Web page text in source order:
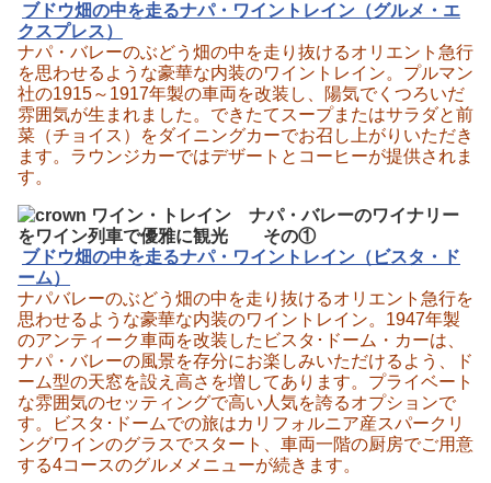
ブドウ畑の中を走るナパ・ワイントレイン（グルメ・エ
クスプレス）
ナパ・バレーのぶどう畑の中を走り抜けるオリエント急行
を思わせるような豪華な内装のワイントレイン。プルマン
社の1915～1917年製の車両を改装し、陽気でくつろいだ
雰囲気が生まれました。できたてスープまたはサラダと前
菜（チョイス）をダイニングカーでお召し上がりいただき
ます。ラウンジカーではデザートとコーヒーが提供されま
す。
ブドウ畑の中を走るナパ・ワイントレイン（ビスタ・ド
ーム）
ナパバレーのぶどう畑の中を走り抜けるオリエント急行を
思わせるような豪華な内装のワイントレイン。1947年製
のアンティーク車両を改装したビスタ･ドーム・カーは、
ナパ・バレーの風景を存分にお楽しみいただけるよう、ド
ーム型の天窓を設え高さを増してあります。プライベート
な雰囲気のセッティングで高い人気を誇るオプションで
す。ビスタ･ドームでの旅はカリフォルニア産スパークリ
ングワインのグラスでスタート、車両一階の厨房でご用意
する4コースのグルメメニューが続きます。